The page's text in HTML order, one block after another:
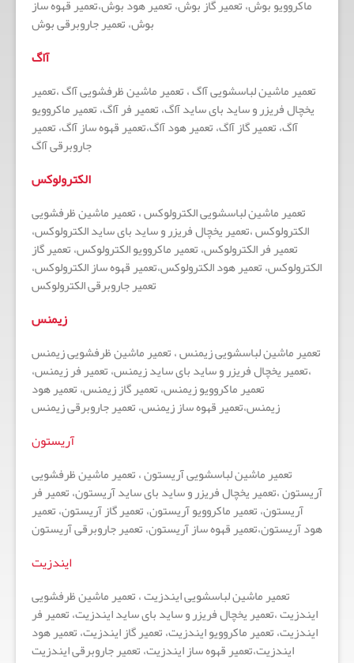
ماکروویو بوش، تعمیر گاز بوش، تعمیر هود بوش،تعمیر قهوه ساز
بوش، تعمیر جاروبرقی بوش
آاگ
تعمیر ماشین لباسشویی آاگ ، تعمیر ماشین ظرفشویی آاگ ،تعمیر
یخچال فریزر و ساید بای ساید آاگ، تعمیر فر آاگ، تعمیر ماکروویو
آاگ، تعمیر گاز آاگ، تعمیر هود آاگ،تعمیر قهوه ساز آاگ، تعمیر
جاروبرقی آاگ
الکترولوکس
تعمیر ماشین لباسشویی الکترولوکس ، تعمیر ماشین ظرفشویی
الکترولوکس ،تعمیر یخچال فریزر و ساید بای ساید الکترولوکس،
تعمیر فر الکترولوکس، تعمیر ماکروویو الکترولوکس، تعمیر گاز
الکترولوکس، تعمیر هود الکترولوکس،تعمیر قهوه ساز الکترولوکس،
تعمیر جاروبرقی الکترولوکس
زیمنس
تعمیر ماشین لباسشویی زیمنس ، تعمیر ماشین ظرفشویی زیمنس
،تعمیر یخچال فریزر و ساید بای ساید زیمنس، تعمیر فر زیمنس،
تعمیر ماکروویو زیمنس، تعمیر گاز زیمنس، تعمیر هود
زیمنس،تعمیر قهوه ساز زیمنس، تعمیر جاروبرقی زیمنس
آریستون
تعمیر ماشین لباسشویی آریستون ، تعمیر ماشین ظرفشویی
آریستون ،تعمیر یخچال فریزر و ساید بای ساید آریستون، تعمیر فر
آریستون، تعمیر ماکروویو آریستون، تعمیر گاز آریستون، تعمیر
هود آریستون،تعمیر قهوه ساز آریستون، تعمیر جاروبرقی آریستون
ایندزیت
تعمیر ماشین لباسشویی ایندزیت ، تعمیر ماشین ظرفشویی
ایندزیت ،تعمیر یخچال فریزر و ساید بای ساید ایندزیت، تعمیر فر
ایندزیت، تعمیر ماکروویو ایندزیت، تعمیر گاز ایندزیت، تعمیر هود
ایندزیت،تعمیر قهوه ساز ایندزیت، تعمیر جاروبرقی ایندزیت